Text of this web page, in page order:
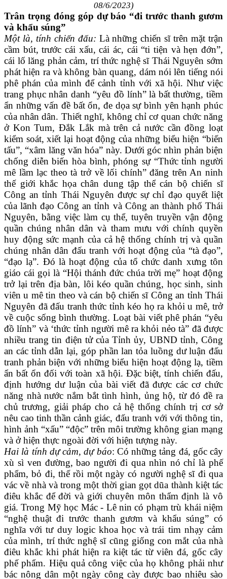
08/6/2023)
Trân trọng đóng góp dự báo “đi trước thanh gươm
và khẩu súng”
Một là, tính chiến đấu: Là những chiến sĩ trên mặt trận
cầm bút, trước cái xấu, cái ác, cái “ti tiện và hẹn đớn”,
cái lố lăng phản cảm, trí thức nghệ sĩ Thái Nguyên sớm
phát hiện ra và không bàn quang, dám nói lên tiếng nói
phê phán của mình để cảnh tỉnh với xã hội. Như việc
trang phục nhân danh “yêu đồ lính” là bất thường, tiềm
ẩn những vấn đề bất ổn, đe dọa sự bình yên hạnh phúc
của nhân dân. Thiết nghĩ, không chỉ cơ quan chức năng
ở Kon Tum, Đắk Lắk mà trên cả nước cần đồng loạt
kiểm soát, xiết lại hoạt động của những biểu hiện “biến
tấu”, “xâm lăng văn hóa” này. Dưới góc nhìn phản biện
chống diễn biến hòa bình, phóng sự “Thức tỉnh người
mê lầm lạc theo tà trở về lối chính” đăng trên An ninh
thế giới khắc họa chân dung tập thể cán bộ chiến sĩ
Công an tỉnh Thái Nguyên được sự chỉ đạo quyết liệt
của lãnh đạo Công an tỉnh và Công an thành phố Thái
Nguyên, bằng việc làm cụ thể, tuyên truyền vận động
quần chúng nhân dân và tham mưu với chính quyền
huy động sức mạnh của cả hệ thống chính trị và quần
chúng nhân dân đấu tranh với hoạt động của “tà đạo”,
“đạo lạ”. Đó là hoạt động của tổ chức danh xưng tôn
giáo cái gọi là “Hội thánh đức chúa trời mẹ” hoạt động
trở lại trên địa bàn, lôi kéo quần chúng, học sinh, sinh
viên u mê tin theo và cán bộ chiến sĩ Công an tỉnh Thái
Nguyên đã đấu tranh thức tỉnh kéo họ ra khỏi u mê, trở
về cuộc sống bình thường. Loạt bài viết phê phán “yêu
đồ lính” và ‘thức tỉnh người mê ra khỏi nẻo tà” đã được
nhiều trang tin điện tử của Tỉnh ủy, UBND tỉnh, Công
an các tỉnh dẫn lại, góp phần lan tỏa luồng dư luận đấu
tranh phản biện với những biểu hiện hoạt động lạ, tiềm
ẩn bất ổn đối với toàn xã hội. Đặc biệt, tính chiến đấu,
định hướng dư luận của bài viết đã được các cơ chức
năng nhà nước nắm bắt tình hình, ủng hộ, từ đó đề ra
chủ trương, giải pháp cho cả hệ thống chính trị cơ sở
nêu cao tinh thần cảnh giác, đấu tranh với với thông tin,
hình ảnh “xấu” “độc” trên môi trường không gian mạng
và ở hiện thực ngoài đời với hiện tượng này.
Hai là tính dự cảm, dự báo: Có những tảng đá, gốc cây
xù sì ven đường, bao người đi qua nhìn nó chỉ là phế
phẩm, bỏ đi, thế rồi một ngày có người nghệ sĩ đi qua
vác về nhà và trong một thời gian gọt dũa thành kiệt tác
điêu khắc để đời và giới chuyên môn thẩm định là vô
giá. Trong Mỹ học Mác - Lê nin có phạm trù khái niệm
“nghệ thuật đi trước thanh gươm và khẩu súng” có
nghĩa với tư duy logic khoa học và trái tim nhạy cảm
của mình, trí thức nghệ sĩ cũng giống con mắt của nhà
điêu khắc khi phát hiện ra kiệt tác từ viên đá, gốc cây
phế phẩm. Hiệu quả công việc của họ không phải như
bác nông dân một ngày công cày được bao nhiêu sào